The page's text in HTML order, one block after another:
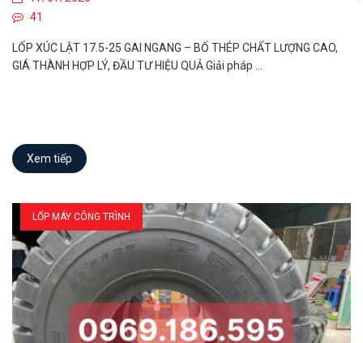
41
LỐP XÚC LẬT 17.5-25 GAI NGANG – BỐ THÉP CHẤT LƯỢNG CAO,
GIÁ THÀNH HỢP LÝ, ĐẦU TƯ HIỆU QUẢ Giải pháp ...
Xem tiếp
LỐP MÁY CÔNG TRÌNH